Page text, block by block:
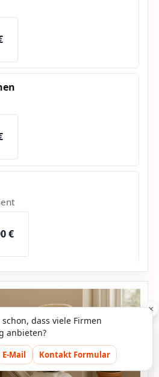
€
×
dass viele Firmen
anbieten?
E-Mail Kontakt Formular